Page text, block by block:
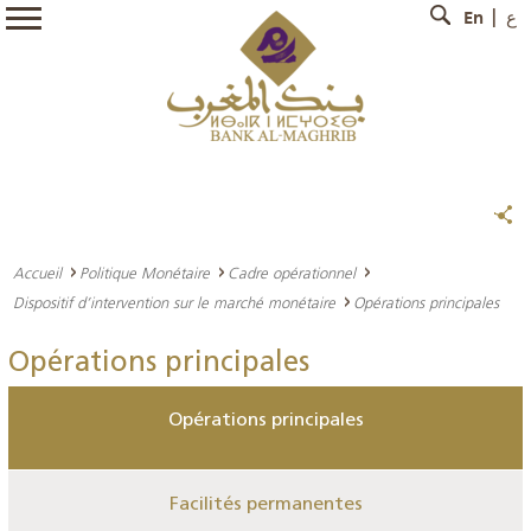
En ع
Accueil Politique Monétaire
Cadre opérationnel
Dispositif d’intervention sur le marché monétaire
Opérations principales
Opérations principales
Opérations principales
Facilités permanentes